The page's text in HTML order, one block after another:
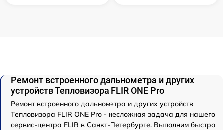
Ремонт встроенного дальнометра и других
устройств Тепловизора FLIR ONE Pro
Ремонт встроенного дальнометра и других устройств
Тепловизора FLIR ONE Pro - несложная задача для нашего
сервис-центра FLIR в Санкт-Петербурге. Выполним быстро